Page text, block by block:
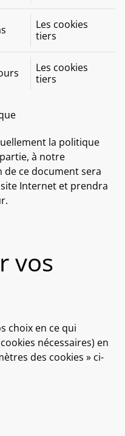
Les cookies
tiers
Les cookies
tiers
la politique
à notre
ce document sera
Internet et prendra
vos
choix en ce qui
nécessaires) en
des cookies » ci-